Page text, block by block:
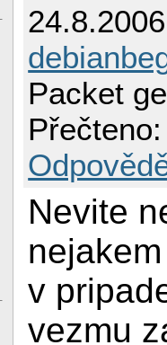
Packet
Nevite
v
vezmu